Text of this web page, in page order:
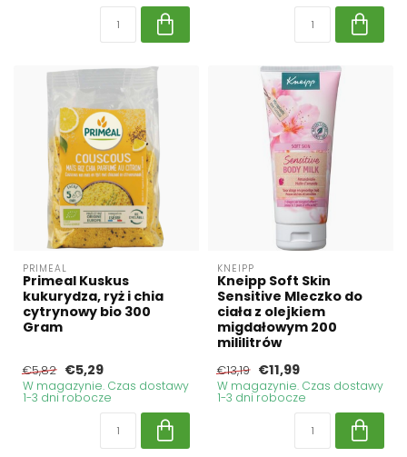
PRIMEAL
Primeal Kuskus
kukurydza, ryż i chia
cytrynowy bio 300
Gram
€5,82 €5,29
W magazynie. Czas dostawy
1-3 dni robocze
KNEIPP
Kneipp Soft Skin
Sensitive Mleczko do
ciała z olejkiem
migdałowym 200
mililitrów
€13,19 €11,99
W magazynie. Czas dostawy
1-3 dni robocze